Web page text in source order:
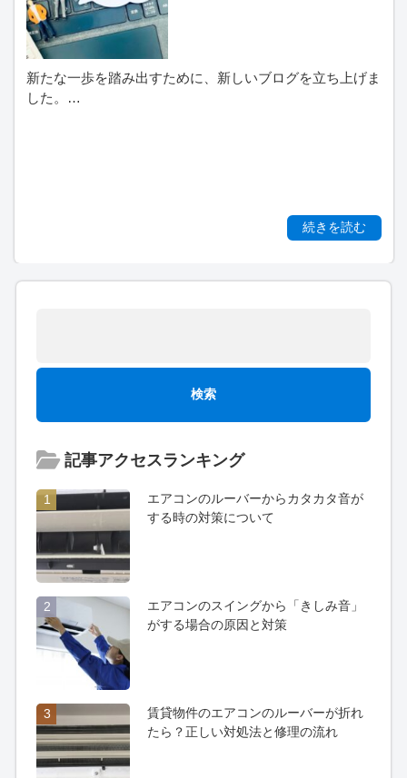
新たな一歩を踏み出すために、新しいブログを立ち上げま
した。…
続きを読む
記事アクセスランキング
1
エアコンのルーバーからカタカタ音が
する時の対策について
2
エアコンのスイングから「きしみ音」
がする場合の原因と対策
3
賃貸物件のエアコンのルーバーが折れ
たら？正しい対処法と修理の流れ